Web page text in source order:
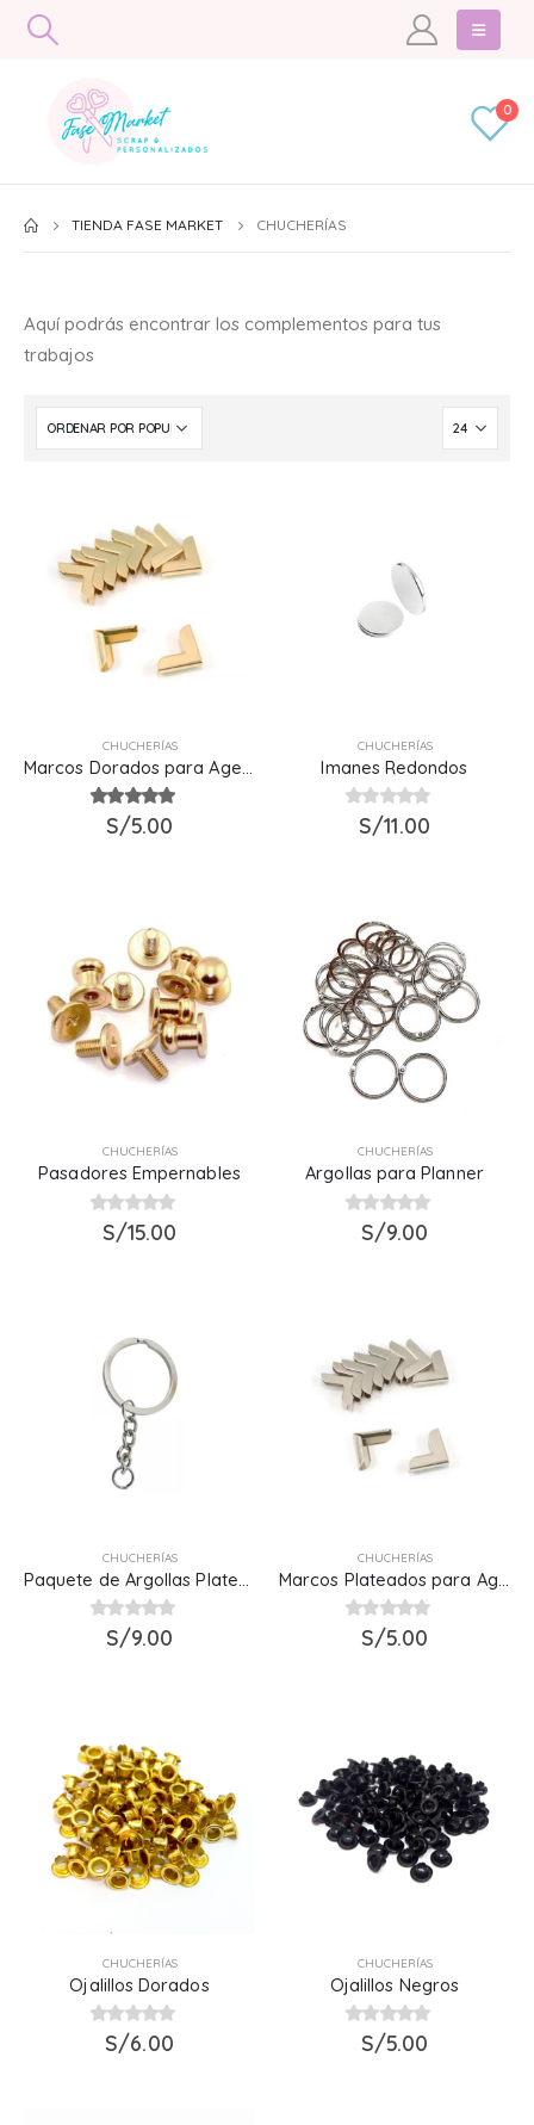
0
TIENDA FASE MARKET CHUCHERÍAS
Aquí podrás encontrar los complementos para tus
trabajos
CHUCHERÍAS
Marcos Dorados para Agendas
5.00 out of 5
S/5.00
CHUCHERÍAS
Imanes Redondos
out of 5
S/11.00
CHUCHERÍAS
Pasadores Empernables
out of 5
S/15.00
CHUCHERÍAS
Argollas para Planner
out of 5
S/9.00
CHUCHERÍAS
out of 5
S/9.00
CHUCHERÍAS
out of 5
S/5.00
CHUCHERÍAS
Ojalillos Dorados
out of 5
S/6.00
CHUCHERÍAS
Ojalillos Negros
out of 5
S/5.00